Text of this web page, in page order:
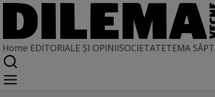
Home EDITORIALE ȘI OPINIISOCIETATETEMA